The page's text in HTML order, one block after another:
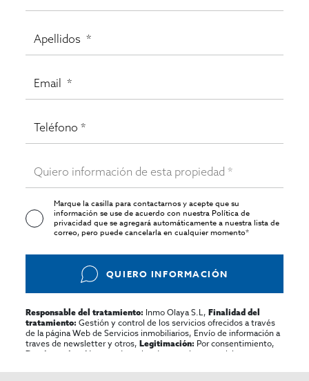
Marque la casilla para contactarnos y acepte que su
información se use de acuerdo con nuestraPolítica de
privacidadque se agregará automáticamente a nuestra lista de
correo, pero puede cancelarla en cualquier momento*
QUIERO INFORMACIÓN
Responsable del tratamiento: Inmo Olaya S.L,Finalidad del
tratamiento: Gestión y control de los servicios ofrecidos a través
de la página Web de Servicios inmobiliarios, Envío de información a
traves de newsletter y otros,Legitimación: Por consentimiento,
Destinatarios:
No se cederan los datos, salvo para elaborar
rectificar y suprimir los datos, solicitar la portabilidad de los